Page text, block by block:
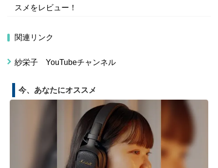
スメをレビュー！
関連リンク
紗栄子 YouTubeチャンネル
今、あなたにオススメ